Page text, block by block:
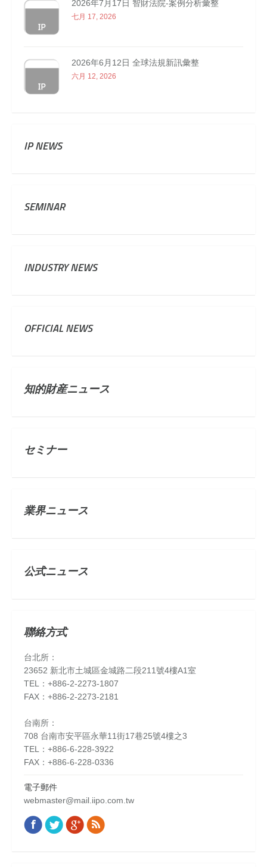
2026年7月17日 智財法院-案例分析彙整
七月 17, 2026
2026年6月12日 全球法規新訊彙整
六月 12, 2026
IP NEWS
SEMINAR
INDUSTRY NEWS
OFFICIAL NEWS
知的財産ニュース
セミナー
業界ニュース
公式ニュース
聯絡方式
台北所：
23652 新北市土城區金城路二段211號4樓A1室
TEL：+886-2-2273-1807
FAX：+886-2-2273-2181
台南所：
708 台南市安平區永華11街17巷25號4樓之3
TEL：+886-6-228-3922
FAX：+886-6-228-0336
電子郵件
webmaster@mail.iipo.com.tw
Find us on:
Facebook
TwitterGoogle+
Rss